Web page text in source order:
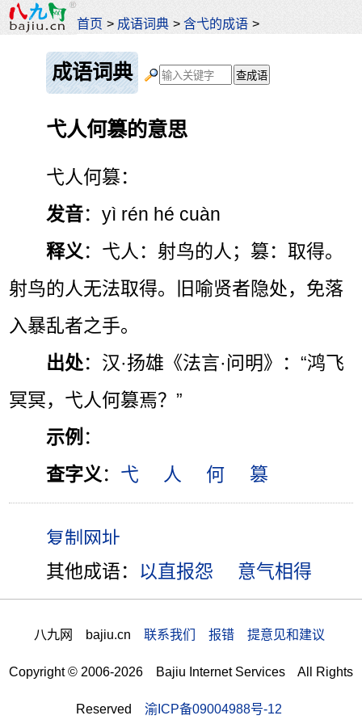
首页 > 成语词典 >含弋的成语 >
成语词典
弋人何篡的意思
弋人何篡：
发音：yì rén hé cuàn
释义 ：弋人：射鸟的人；篡：取得。
射鸟的人无法取得。旧喻贤者隐处，免落
入暴乱者之手。
出处：汉·扬雄《法言·问明》：“鸿飞
冥冥，弋人何篡焉？”
示例 ：
查字义 ： 弋 人 何 篡
其他成语： 以直报怨 意气相得
八九网 bajiu.cn 联系我们 报错 提意见和建议
Copyright © 2006-2026 Bajiu Internet Services All Rights
Reserved 渝ICP备09004988号-12